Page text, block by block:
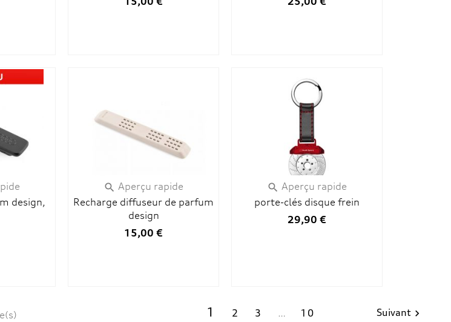
design,
 Aperçu rapide
Recharge diffuseur de parfum
design
15,00 €
 Aperçu rapide
porte-clés disque frein
29,90 €
1 2 3 … 10 Suivant